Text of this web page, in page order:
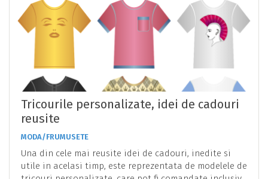
Tricourile personalizate, idei de cadouri
reusite
MODA/FRUMUSETE
Una din cele mai reusite idei de cadouri, inedite si
utile in acelasi timp, este reprezentata de modelele de